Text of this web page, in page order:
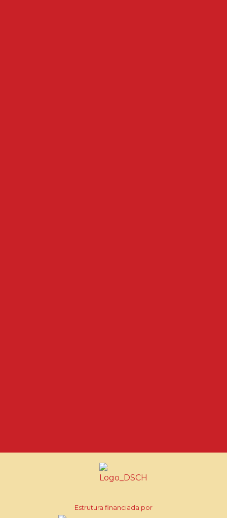
Estrutura financiada por